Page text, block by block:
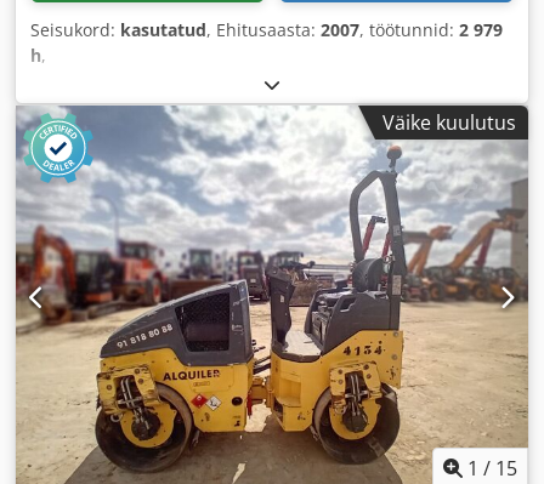
Seisukord: kasutatud, Ehitusaasta: 2007, töötunnid: 2 979
h,
Väike kuulutus
1 / 15